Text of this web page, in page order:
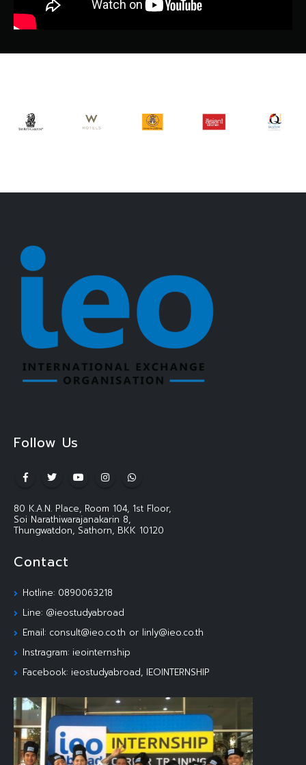
Follow Us
80 K.A.N. Place, Room 104, 1st Floor,
Soi Narathiwarajanakarin 8,
Thungwatdon, Sathorn, BKK 10120
Contact
Hotline: 0890063218
Line: @ieostudyabroad
Email: consult@ieo.co.th or linly@ieo.co.th
Instragram: ieointernship
Facebook: ieostudyabroad, IEOINTERNSHIP